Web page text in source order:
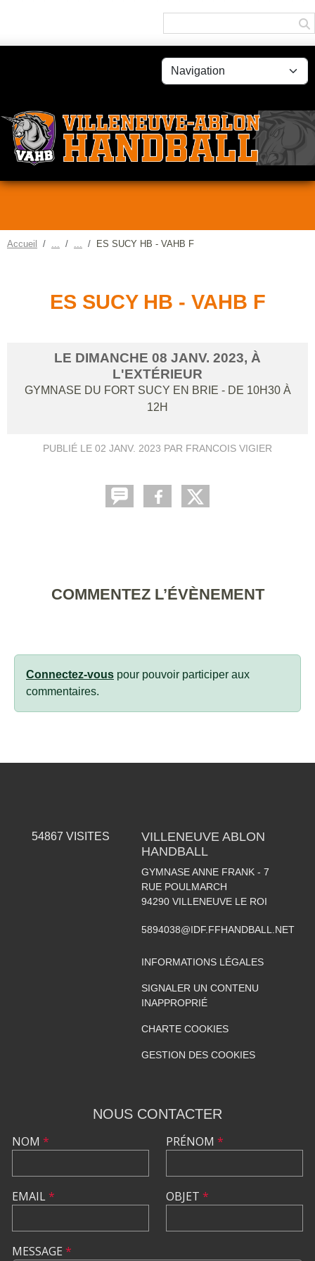
Accueil ES SUCY HB - VAHB F
ES SUCY HB - VAHB F
LE DIMANCHE 08 JANV. 2023, À
L'EXTÉRIEUR
GYMNASE DU FORT SUCY EN BRIE - DE 10H30 À
12H
PUBLIÉ LE 02 JANV. 2023 PAR FRANCOIS VIGIER
COMMENTEZ L’ÉVÈNEMENT
Connectez-vous pour pouvoir participer aux
commentaires.
54867 VISITES
VILLENEUVE ABLON
HANDBALL
GYMNASE ANNE FRANK - 7
RUE POULMARCH
94290 VILLENEUVE LE ROI
5894038@IDF.FFHANDBALL.NET
INFORMATIONS LÉGALES
SIGNALER UN CONTENU
INAPPROPRIÉ
CHARTE COOKIES
GESTION DES COOKIES
NOUS CONTACTER
NOM *
EMAIL*
PRÉNOM *
OBJET *
MESSAGE *